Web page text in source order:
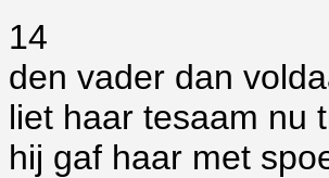
14
den vader dan
liet haar tesaam nu
hij gaf haar met